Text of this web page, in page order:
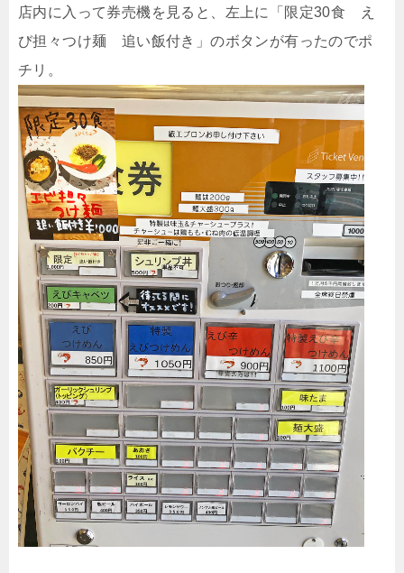
店内に入って券売機を見ると、左上に「限定30食 え
び担々つけ麺 追い飯付き」のボタンが有ったのでポ
チリ。